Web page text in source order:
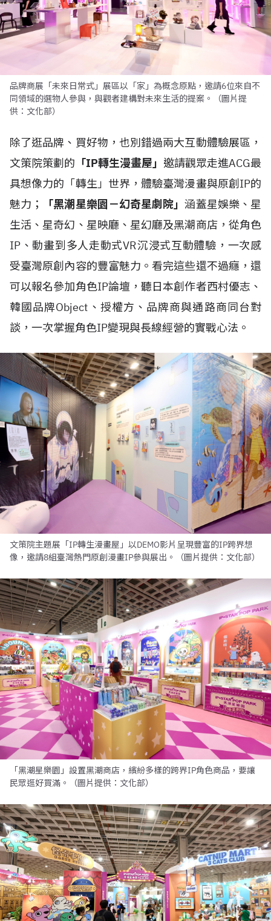
品牌商展「未來日常式」展區以「家」為概念原點，邀請6位來自不
同領域的選物人參與，與觀者建構對未來生活的提案。（圖片提
供：文化部）
除了逛品牌、買好物，也別錯過兩大互動體驗展區，
文策院策劃的 「IP轉生漫畫屋」 邀請觀眾走進ACG最
具想像力的「轉生」世界，體驗臺灣漫畫與原創IP的
魅力；
「黑潮星樂園－幻奇星劇院」涵蓋星娛樂、星
生活、星奇幻、星映廳、星幻廳及黑潮商店，從角色
IP、動畫到多人走動式VR沉浸式互動體驗，一次感
受臺灣原創內容的豐富魅力。看完這些還不過癮，還
可以報名參加角色IP論壇，聽日本創作者西村優志、
韓國品牌Object、授權方、品牌商與通路商同台對
談，一次掌握角色IP變現與長線經營的實戰心法。
文策院主題展「IP轉生漫畫屋」以DEMO影片呈現豐富的IP跨界想
像，邀請8組臺灣熱門原創漫畫IP參與展出。（圖片提供：文化部）
「黑潮星樂園」設置黑潮商店，繽紛多樣的跨界IP角色商品，要讓
民眾逛好買滿。（圖片提供：文化部）